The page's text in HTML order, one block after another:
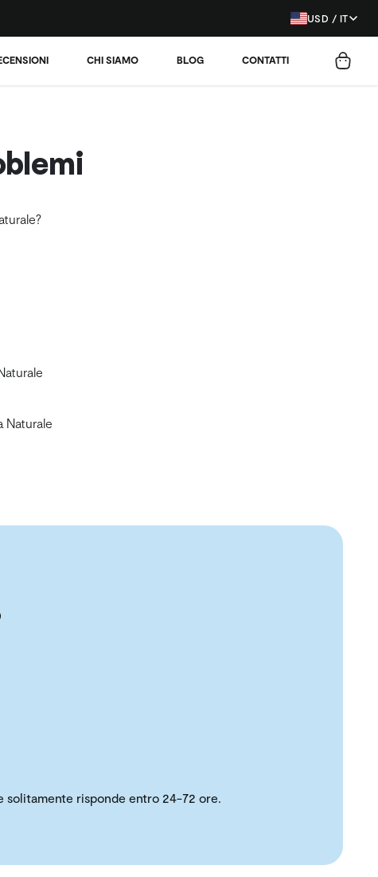
USD / IT
CHI SIAMO BLOG CONTATTI
Naturale
solitamente risponde entro 24-72 ore.